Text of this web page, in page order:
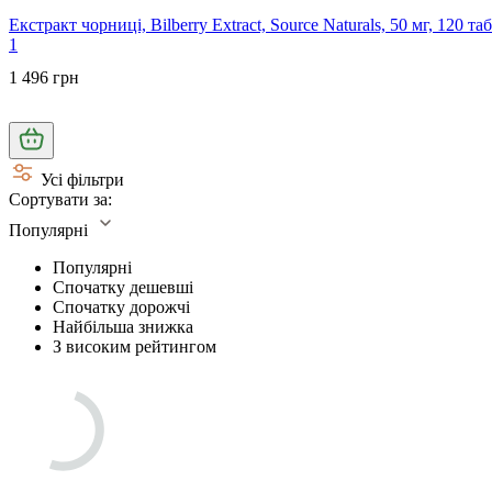
Екстракт чорниці, Bilberry Extract, Source Naturals, 50 мг, 120
1
1 496 грн
Усі фільтри
Сортувати за:
Популярні
Популярні
Спочатку дешевші
Спочатку дорожчі
Найбільша знижка
З високим рейтингом